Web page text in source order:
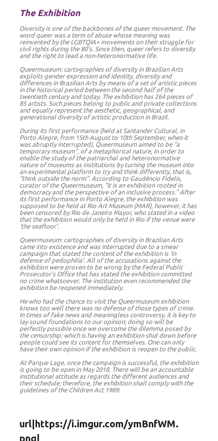
The Exhibition
Diversity is one of the backbones of the queer movement. The
word queer was a term of abuse whose meaning was
reinvented by the LGBTQIA+ movements on their struggle for
civil rights during the 80’s. Since then, queer refers to diversity
and the right to lead a non-heteronormative life.
Queermuseum: cartographies of diversity in Brazilian Arts
exploits gender expression and identity, diversity and
differences in Brazilian Arts by means of a set of artistic pieces
in the historical period between the second half of the
twentieth century and today. The exhibition has 264 pieces of
85 artists. Such pieces belong to public and private collections
and equally represent the aesthetic, geographical, and
generational diversity of artistic production in Brazil.
During its first performance (held at Santander Cultural, in
Porto Alegre, from 15th August to 10th September, when it
was abruptly interrupted), Queermuseum aimed to be “a
temporary museum”, of a metaphorical nature, in order to
enable the study of the patriarchal and heteronormative
nature of museums as institutions by turning the museum into
an experimental platform to try and think differently, that is,
“think outside the norm”. According to Gaudêncio Fidelis,
curator of the Queermuseum, “it is an exhibition rooted in
democracy and the perspective of an inclusive process.” After
its first performance in Porto Alegre, the exhibition was
supposed to be held at Rio Art Museum (MAR), however, it has
been censored by Rio de Janeiro Mayor, who stated in a video
that the exhibition would only be held in Rio if the venue were
‘the seafloor’.
Queermuseum: cartographies of diversity in Brazilian Arts
came into existence and was interrupted due to a smear
campaign that stated the content of the exhibition is ‘in
defense of pedophilia’. All of the accusations against the
exhibition were proven to be wrong by the Federal Public
Prosecutor’s Office that has stated the exhibition committed
no crime whatsoever. The institution even recommended the
exhibition be reopened immediately.
He who had the chance to visit the Queermuseum exhibition
knows too well there was no defense of those types of crime.
In times of fake news and meaningless controversy, it is key to
lay sound foundations to our opinion; doing so will be
perfectly possible once we overcome the dilemma posed by
the censorship: which is having an exhibition shut down before
people could see its content for themselves. One can only
have their own opinion if the exhibition is reopen to the public.
At Parque Lage, once the campaign is successful, the exhibition
is going to be open in May 2018. There will be an accountable
institutional attitude as regards the different audiences and
their schedule; therefore, the exhibition shall comply with the
guidelines of the Children Act 1989.